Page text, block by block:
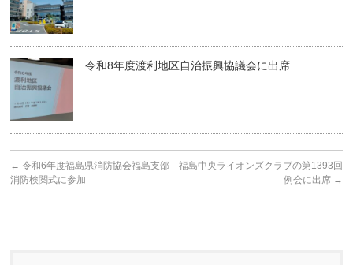
令和8年度渡利地区自治振興協議会に出席
← 令和6年度福島県消防協会福島支部
消防検閲式に参加
福島中央ライオンズクラブの第1393回
例会に出席 →